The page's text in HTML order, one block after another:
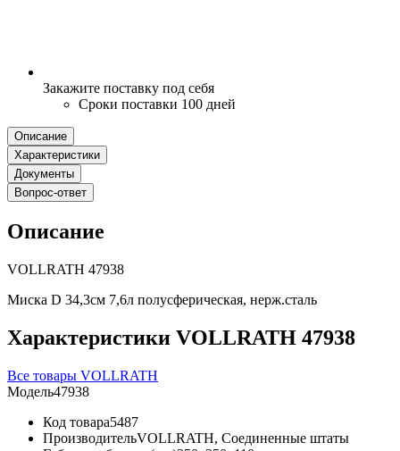
Закажите поставку под себя
Сроки поставки 100 дней
Описание
Характеристики
Документы
Вопрос-ответ
Описание
VOLLRATH 47938
Миска D 34,3см 7,6л полусферическая, нерж.сталь
Характеристики VOLLRATH 47938
Все товары VOLLRATH
Модель47938
Код товара5487
ПроизводительVOLLRATH, Соединенные штаты